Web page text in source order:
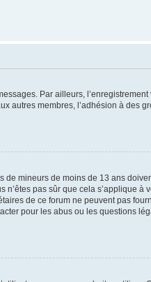
Par ailleurs, l’enregistrement
autres membres, l’adhésion à des
mineurs de moins de 13 ans
pas sûr que cela s’applique à
de ce forum ne peuvent pas
pour les abus ou les questions